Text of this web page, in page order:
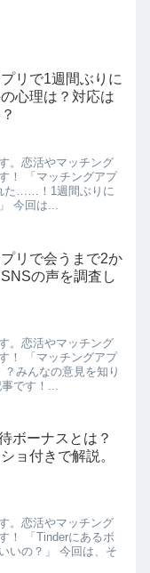
リで1週間ぶりに
心理は？対応は
。恋活やマッチング
！ 「マッチングアプ
た……！1週間ぶりに
今回は...
リで会うまで2か
の声を調査し
。恋活やマッチング
！ 「マッチングアプ
みんなの意見を知り
です！...
ボーナスとは？
ョ付きで解説。
。恋活やマッチング
！ 「Tinderにあるボ
いの？」 今回は、そ